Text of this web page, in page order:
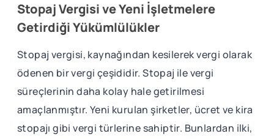
Stopaj Vergisi ve Yeni İşletmelere
Getirdiği Yükümlülükler
Stopaj vergisi, kaynağından kesilerek vergi olarak
ödenen bir vergi çeşididir. Stopaj ile vergi
süreçlerinin daha kolay hale getirilmesi
amaçlanmıştır. Yeni kurulan şirketler, ücret ve kira
stopajı gibi vergi türlerine sahiptir. Bunlardan ilki,